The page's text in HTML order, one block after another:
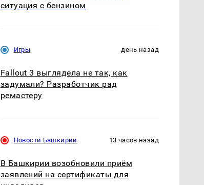
ситуация с бензином
Игры день назад
Fallout 3 выглядела не так, как
задумали? Разработчик рад
ремастеру
Новости Башкирии 13 часов назад
В Башкирии возобновили приём
заявлений на сертификаты для